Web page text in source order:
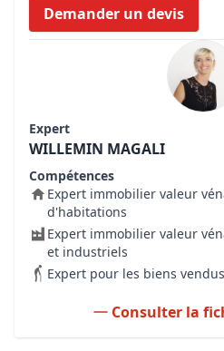
Demander un devis
Expert
WILLEMIN MAGALI
Compétences
Expert immobilier valeur
d'habitations
Expert immobilier valeur
et industriels
Expert pour les biens
Consulter la